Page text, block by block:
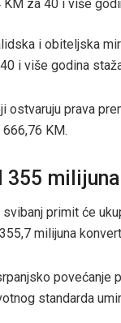
KM za 40 i više
i obiteljska
i više godina
ostvaruju prava
KM.
355
svibanj primit će
milijuna
standarda